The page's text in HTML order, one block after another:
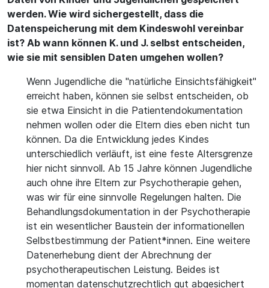
werden. Wie wird sichergestellt, dass die
Datenspeicherung mit dem Kindeswohl vereinbar
ist? Ab wann können K. und J. selbst entscheiden,
wie sie mit sensiblen Daten umgehen wollen?
Wenn Jugendliche die "natürliche Einsichtsfähigkeit"
erreicht haben, können sie selbst entscheiden, ob
sie etwa Einsicht in die Patientendokumentation
nehmen wollen oder die Eltern dies eben nicht tun
können. Da die Entwicklung jedes Kindes
unterschiedlich verläuft, ist eine feste Altersgrenze
hier nicht sinnvoll. Ab 15 Jahre können Jugendliche
auch ohne ihre Eltern zur Psychotherapie gehen,
was wir für eine sinnvolle Regelungen halten. Die
Behandlungsdokumentation in der Psychotherapie
ist ein wesentlicher Baustein der informationellen
Selbstbestimmung der Patient*innen. Eine weitere
Datenerhebung dient der Abrechnung der
psychotherapeutischen Leistung. Beides ist
momentan datenschutzrechtlich gut abgesichert